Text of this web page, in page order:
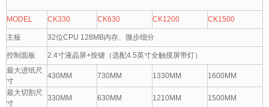
MODEL CK330 CK630 CK1200 CK1500
主板 32位CPU 128MB内存、微步细分
控制面板
2.4寸液晶屏+按键（选配4.5英寸全触摸屏带灯）
最大进纸尺
寸
430MM 730MM 1330MM
1600MM
最大切割尺
寸
330MM 630MM 1210MM
1500MM